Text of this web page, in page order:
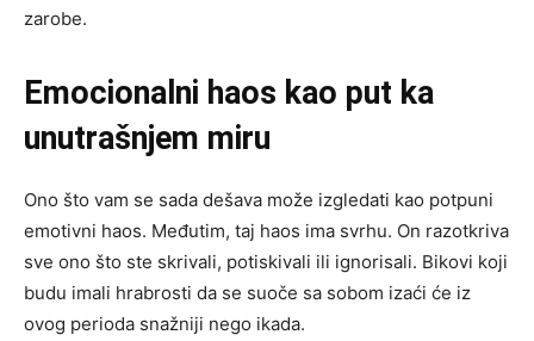
zarobe.
Emocionalni haos kao put ka
unutrašnjem miru
Ono što vam se sada dešava može izgledati kao potpuni
emotivni haos. Međutim, taj haos ima svrhu. On razotkriva
sve ono što ste skrivali, potiskivali ili ignorisali. Bikovi koji
budu imali hrabrosti da se suoče sa sobom izaći će iz
ovog perioda snažniji nego ikada.